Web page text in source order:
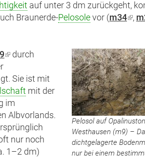
auf unter 3 dm zurückgeht,
Braunerde-Pelosole vor (m34(Link
,
Pelosol auf
Westhausen (m9) –
dichtgelagerte
nur bei einem
(Link
extern)
durch
Sie ist mit
mit der
im
Albvorlands.
nur noch
1–2 dm)